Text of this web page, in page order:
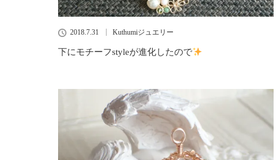
2018.7.31 Kuthumiジュエリー
下にモチーフstyleが進化したので